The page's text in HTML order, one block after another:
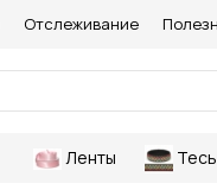
Отслеживание
Ленты